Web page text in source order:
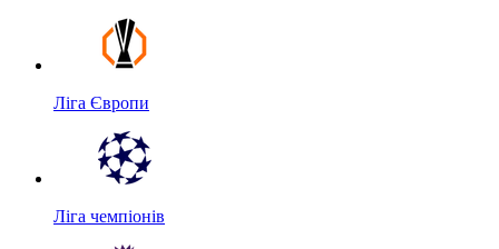
Ліга Європи
Ліга чемпіонів